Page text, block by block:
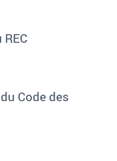
Code des